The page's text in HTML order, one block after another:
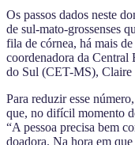
Os passos dados neste
de sul-mato-grossenses
fila de córnea, há mais
coordenadora da Central
do Sul (CET-MS), Claire
Para reduzir esse
que, no difícil momento
“A pessoa precisa bem
doadora. Na hora em